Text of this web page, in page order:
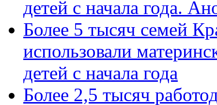
детей с начала года.
Более 5 тысяч семей
использовали
детей с начала года
Более 2,5 тысяч